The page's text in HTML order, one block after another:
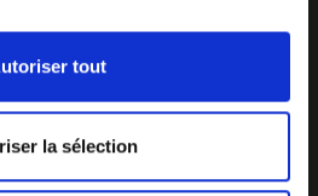
tout
la sélection